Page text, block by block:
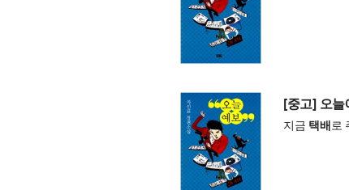
[중고] 오늘
지금 택배로